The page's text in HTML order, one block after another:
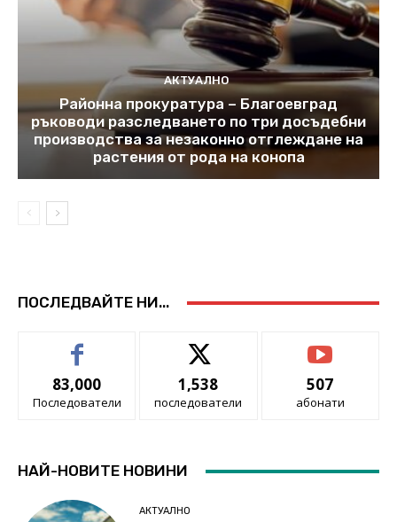
АКТУАЛНО
Районна прокуратура – Благоевград
ръководи разследването по три досъдебни
производства за незаконно отглеждане на
растения от рода на конопа
ПОСЛЕДВАЙТЕ НИ...
83,000
Последователи
1,538
последователи
507
абонати
НАЙ-НОВИТЕ НОВИНИ
АКТУАЛНО